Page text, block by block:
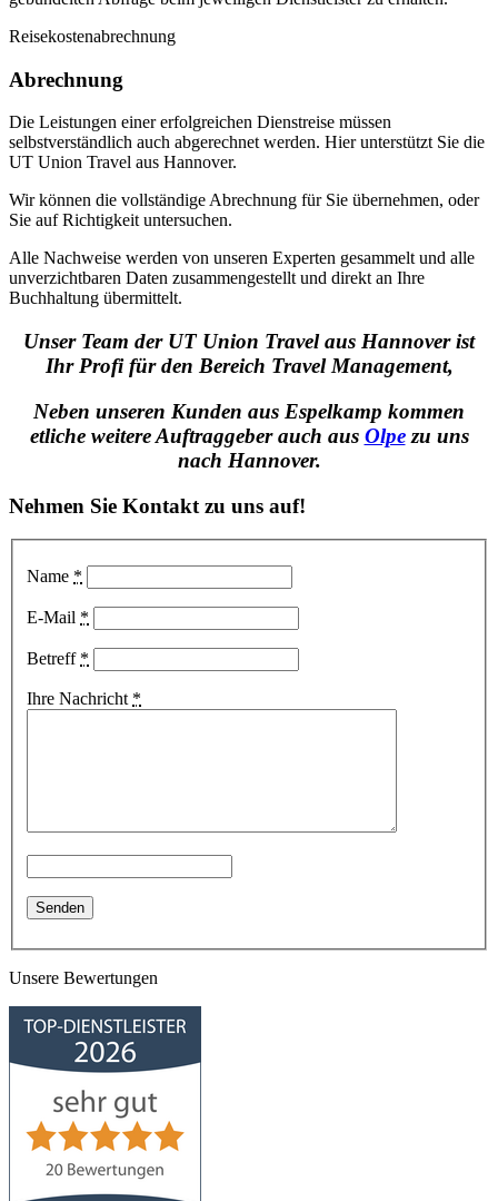
Reisekostenabrechnung
Abrechnung
Die Leistungen einer erfolgreichen Dienstreise müssen
selbstverständlich auch abgerechnet werden. Hier unterstützt Sie die
UT Union Travel aus Hannover.
Wir können die vollständige Abrechnung für Sie übernehmen, oder
Sie auf Richtigkeit untersuchen.
Alle Nachweise werden von unseren Experten gesammelt und alle
unverzichtbaren Daten zusammengestellt und direkt an Ihre
Buchhaltung übermittelt.
Unser Team der UT Union Travel aus Hannover ist
Ihr Profi für den Bereich Travel Management,
Neben unseren Kunden aus Espelkamp kommen
etliche weitere Auftraggeber auch aus Olpezu uns
nach Hannover.
Nehmen Sie Kontakt zu uns auf!
Name *
E-Mail *
Betreff *
Ihre Nachricht *
Unsere Bewertungen